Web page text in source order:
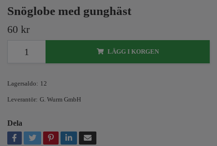
Snöglobe med gunghäst
60 kr
LÄGG I KORGEN
Lagersaldo: 12
Leverantör: G. Wurm GmbH
Dela